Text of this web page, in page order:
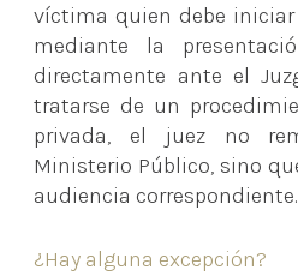
víctima quien debe iniciar
mediante la
directamente ante el
tratarse de un
privada, el juez no
Ministerio Público, sino
audiencia correspondiente.
¿Hay alguna excepción?